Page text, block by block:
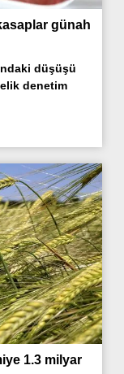
günah
düşüşü
denetim
1.3 milyar